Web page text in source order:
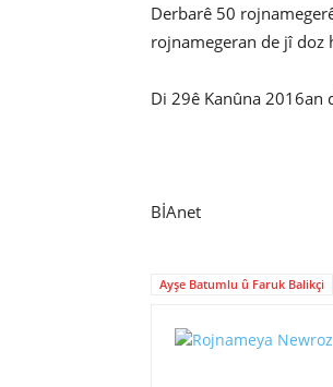
Derbarê 50
rojnamegeran de jî doz
Di 29ê Kanûna 2016an
BİAnet
Ayşe Batumlu û Faruk Balikçi